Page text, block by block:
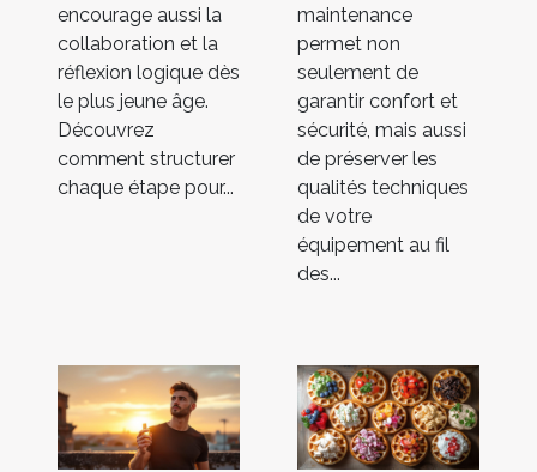
encourage aussi la
collaboration et la
réflexion logique dès
le plus jeune âge.
Découvrez
comment structurer
chaque étape pour...
maintenance
permet non
seulement de
garantir confort et
sécurité, mais aussi
de préserver les
qualités techniques
de votre
équipement au fil
des...